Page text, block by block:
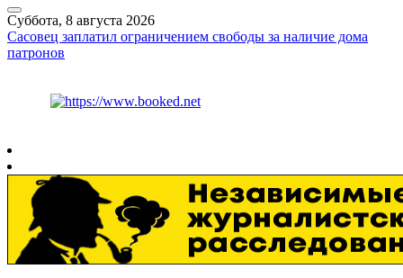
Суббота, 8 августа 2026
Сасовец заплатил ограничением свободы за наличие дома
патронов